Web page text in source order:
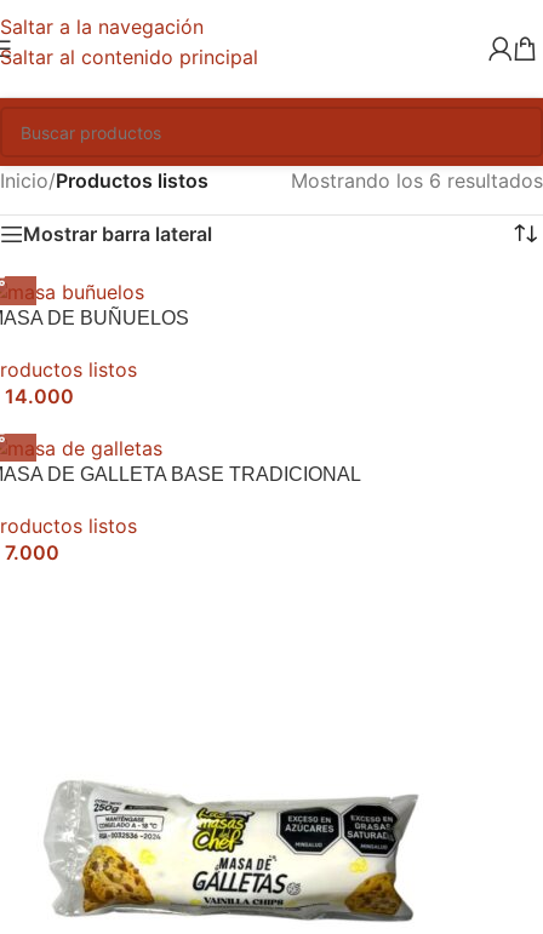
Saltar a la navegación
Saltar al contenido principal
Inicio/Productos listos Mostrando los 6 resultados
Mostrar barra lateral
DE BUÑUELOS
listos
14.000
DE GALLETA BASE TRADICIONAL
listos
7.000